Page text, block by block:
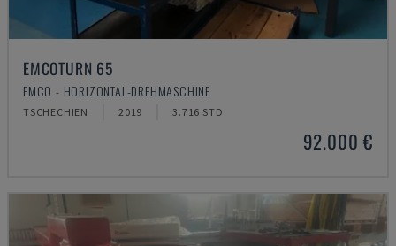
EMCOTURN 65
EMCO - HORIZONTAL-DREHMASCHINE
TSCHECHIEN 2019 3.716 STD
92.000 €